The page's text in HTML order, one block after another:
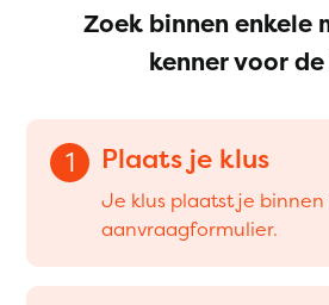
Zoek binnen enkele
kenner voor
1 Plaats je klus
Je klus plaatst je binnen
aanvraagformulier.